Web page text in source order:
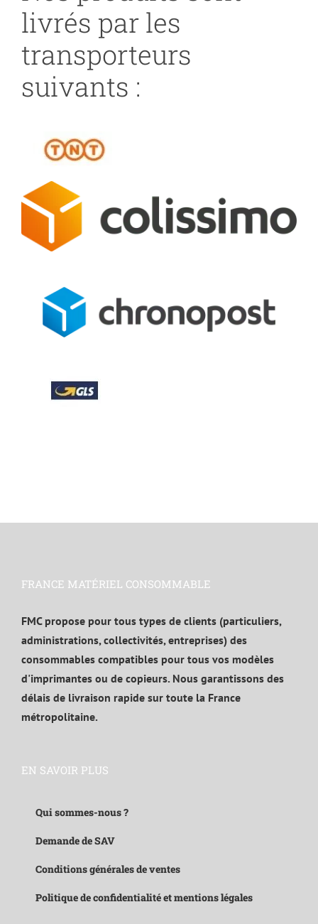
livrés par les
transporteurs
suivants :
FRANCE MATÉRIEL CONSOMMABLE
FMC propose pour tous types de clients (particuliers,
administrations, collectivités, entreprises) des
consommables compatibles pour tous vos modèles
d'imprimantes ou de copieurs. Nous garantissons des
délais de livraison rapide sur toute la France
métropolitaine.
EN SAVOIR PLUS
Qui sommes-nous ?
Demande de SAV
Conditions générales de ventes
Politique de confidentialité et mentions légales